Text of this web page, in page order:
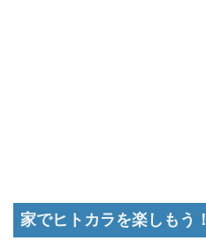
家でヒトカラを楽しもう！